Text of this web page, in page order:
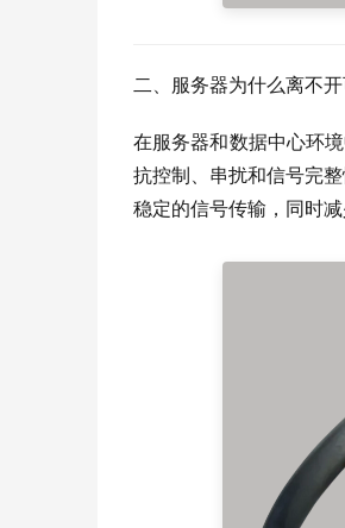
二、服务器为什么离不
在服务器和数据中心环
抗控制、串扰和信号完
稳定的信号传输，同时